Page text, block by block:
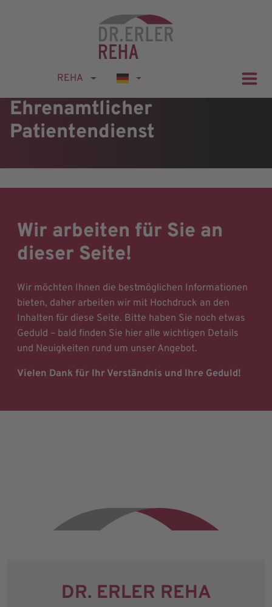
REHA
Ehrenamtlicher
Patientendienst
Wir arbeiten für Sie an
dieser Seite!
Wir möchten Ihnen die bestmöglichen Informationen
bieten, daher arbeiten wir mit Hochdruck an den
Inhalten für diese Seite. Bitte haben Sie noch etwas
Geduld – bald finden Sie hier alle wichtigen Details
und Neuigkeiten rund um unser Angebot.
Vielen Dank für Ihr Verständnis und Ihre Geduld!
DR. ERLER REHA